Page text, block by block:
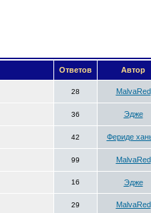
Ответов Автор
28 MalvaRed
36 Эдже
42 Фериде
99 MalvaRed
16 Эдже
29 MalvaRed